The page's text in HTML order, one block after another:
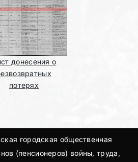
донесения о
потерях
городская общественная
(пенсионеров) войны, труда,